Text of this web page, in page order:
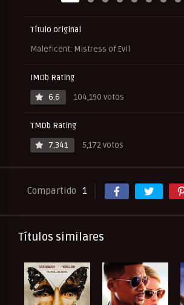
Título original
Maleficent: Mistress of Evil
IMDb Rating
6.6
104,190 votos
TMDb Rating
7.341
5,172 votos
Compartido 1
Títulos similares